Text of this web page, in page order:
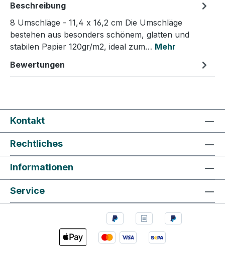
Beschreibung
8 Umschläge - 11,4 x 16,2 cm Die Umschläge
bestehen aus besonders schönem, glatten und
stabilen Papier 120gr/m2, ideal zum… Mehr
Bewertungen
Kontakt
Rechtliches
Informationen
Service